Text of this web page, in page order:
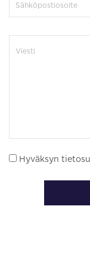
Hyväksyn